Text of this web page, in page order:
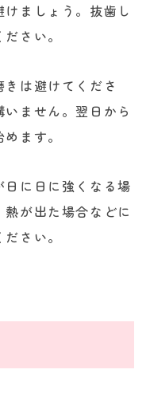
ましょう。抜歯し
さい。
は避けてくださ
ません。翌日から
ます。
に日に強くなる場
が出た場合などに
さい。